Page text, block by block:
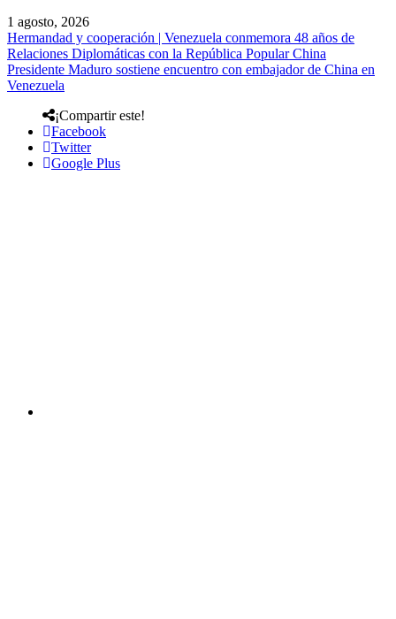
1 agosto, 2026
Hermandad y cooperación | Venezuela conmemora 48 años de
Relaciones Diplomáticas con la República Popular China
Presidente Maduro sostiene encuentro con embajador de China en
Venezuela
¡Compartir este!
Facebook
Twitter
Google Plus